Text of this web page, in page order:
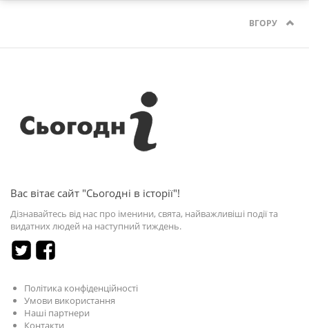
ВГОРУ
Вас вітає сайт "Сьогодні в історії"!
Дізнавайтесь від нас про іменини, свята, найважливіші події та
видатних людей на наступний тиждень.
Політика конфіденційності
Умови використання
Наші партнери
Контакти